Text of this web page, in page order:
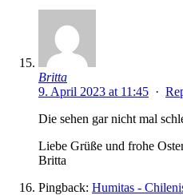
Britta
9. April 2023 at 11:45 ·
Die sehen gar nicht mal
Liebe Grüße und frohe
Britta
Pingback: Humitas -